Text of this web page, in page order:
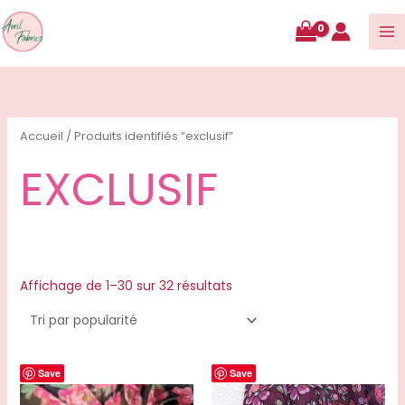
contenu
Accueil / Produits identifiés “exclusif”
EXCLUSIF
Affichage de 1–30 sur 32 résultats
Trié
Save Save